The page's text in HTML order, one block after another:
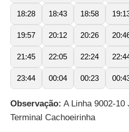
18:28 18:43 18:58
19:57 20:12 20:26
21:45 22:05 22:24
23:44 00:04 00:23
Observação: A Linha 9002-
Terminal Cachoeirinha